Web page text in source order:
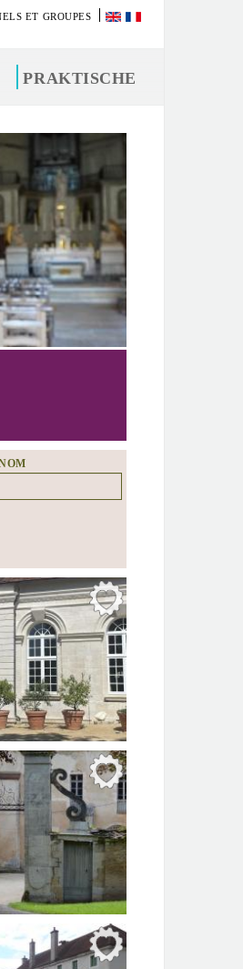
ET GROUPES
PRAKTISCHE